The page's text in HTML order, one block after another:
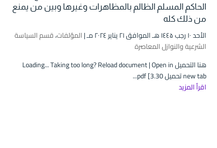
الحاكم المسلم الظالم بالمظاهرات وغيرها وبين من يمنع
من ذلك كله
الأحد ۱۰ رجب ۱٤٤۵ هـ الموافق ۲۱ يناير ۲۰۲٤ مـ | المؤلفات،قسم السياسة
الشرعية والنوازل المعاصرة
هنا التحميل Loading... Taking too long? Reload document | Open in
new tab تحميل pdf [3.30...
اقرأ المزيد